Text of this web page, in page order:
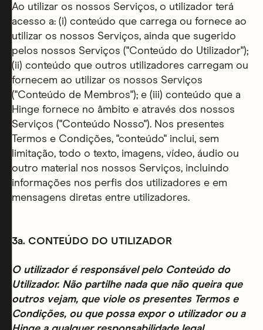
Ao utilizar os nossos Serviços, o utilizador terá
acesso a: (i) conteúdo que carrega ou fornece ao
utilizar os nossos Serviços, ainda que sugerido
pelos nossos Serviços ("Conteúdo do Utilizador");
(ii) conteúdo que outros utilizadores carregam ou
fornecem ao utilizar os nossos Serviços
("Conteúdo de Membros"); e (iii) conteúdo que a
Hinge fornece no âmbito e através dos nossos
Serviços ("Conteúdo Nosso"). Nos presentes
Termos e Condições, "conteúdo" inclui, sem
limitação, todo o texto, imagens, vídeo, áudio ou
outro material nos nossos Serviços, incluindo
informações nos perfis dos utilizadores e em
mensagens diretas entre utilizadores.
3a. CONTEÚDO DO UTILIZADOR
O utilizador é responsável pelo Conteúdo do
Utilizador. Não partilhe nada que não queira que
outros vejam, que viole os presentes Termos e
Condições, ou que possa expor o utilizador ou a